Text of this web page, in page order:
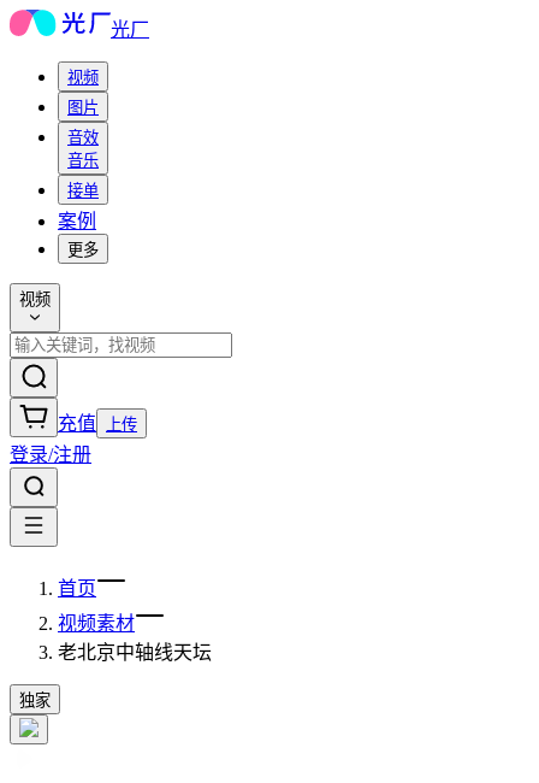
光厂
视频
图片
音效
音乐
接单
案例
更多
视频
充值 上传
登录/注册
首页
视频素材
老北京中轴线天坛
独家